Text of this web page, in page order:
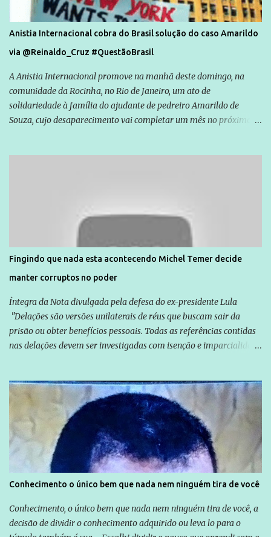
Anistia Internacional cobra do Brasil solução do caso Amarildo
via @Reinaldo_Cruz #QuestãoBrasil
A Anistia Internacional promove na manhã deste domingo, na
comunidade da Rocinha, no Rio de Janeiro, um ato de
solidariedade à família do ajudante de pedreiro Amarildo de
Souza, cujo desaparecimento vai completar um mês no próximo
são vítimas de violência, estão em situação de risco ou têm seus
direitos violados. Leia mais: Anistia Internacional cobra do Brasil
solução do caso Amarildo - Terra Brasil
Fingindo que nada esta acontecendo Michel Temer decide
manter corruptos no poder
Íntegra da Nota divulgada pela defesa do ex-presidente Lula
"Delações são versões unilaterais de réus que buscam sair da
prisão ou obter benefícios pessoais. Todas as referências contidas
nas delações devem ser investigadas com isenção e imparcialidade
Globo manteve com o Grupo Odebrecht, citada na delação de
Emílio Odebrecht. Lula sempre atuou para promover o Brasil no
exterior, e não para promover determinadas empresas ou
empresários" Assina a nota o advogado Cristiano Zanin Martins
Conhecimento o único bem que nada nem ninguém tira de você
Conhecimento, o único bem que nada nem ninguém tira de você, a
decisão de dividir o conhecimento adquirido ou leva lo para o